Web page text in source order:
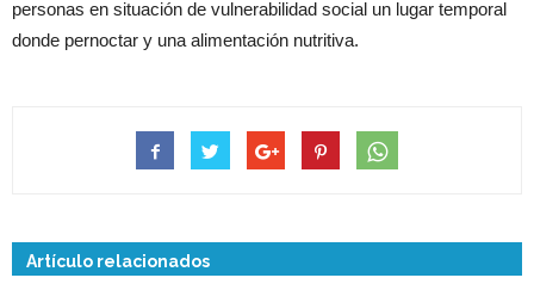
personas en situación de vulnerabilidad social un lugar temporal
donde pernoctar y una alimentación nutritiva.
Artículo relacionados